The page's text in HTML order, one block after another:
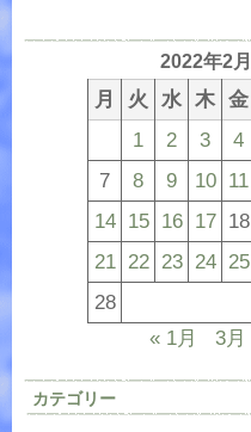
2022年2月
月 火 水 木 金
1
2 3 4
7
8 9 10 11
14 15 16 17 18
21 22 23 24 25
28
« 1月
3月
カテゴリー